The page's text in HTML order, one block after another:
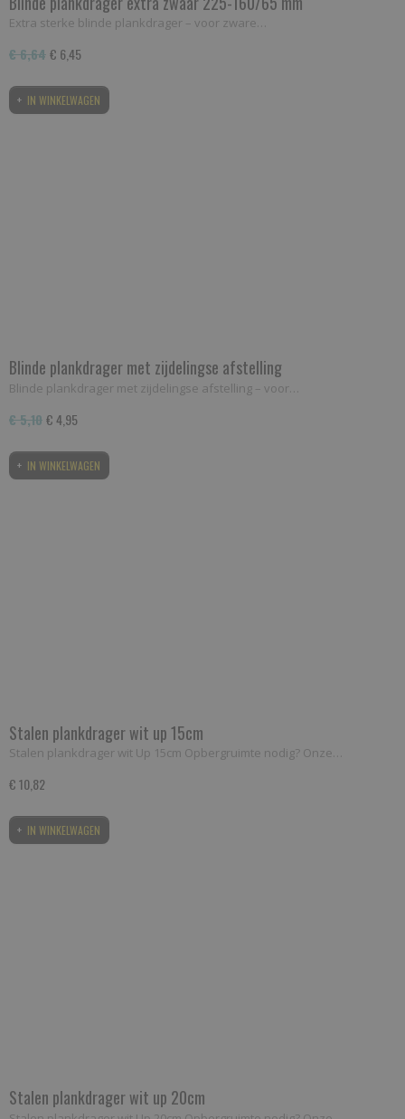
Extra sterke blinde plankdrager – voor zware…
€ 6,64€ 6,45
IN WINKELWAGEN
Blinde plankdrager met zijdelingse afstelling
Blinde plankdrager met zijdelingse afstelling – voor…
€ 5,10€ 4,95
IN WINKELWAGEN
Stalen plankdrager wit up 15cm
Stalen plankdrager wit Up 15cm Opbergruimte nodig? Onze…
€ 10,82
IN WINKELWAGEN
Stalen plankdrager wit up 20cm